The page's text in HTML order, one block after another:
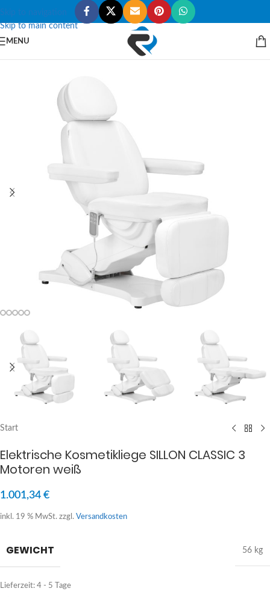
Skip to navigation
Skip to main content
MENU
Start
Elektrische Kosmetikliege SILLON CLASSIC 3
Motoren weiß
1.001,34 €
inkl. 19 % MwSt. zzgl. Versandkosten
GEWICHT 56 kg
Lieferzeit: 4 - 5 Tage